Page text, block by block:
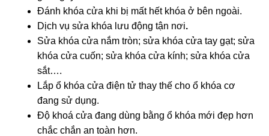
Đánh khóa cửa khi bị mất hết khóa ở bên ngoài.
Dịch vụ sửa khóa lưu động tận nơi.
Sửa khóa cửa nắm tròn; sửa khóa cửa tay gạt; sửa
khóa cửa cuốn; sửa khóa cửa kính; sửa khóa cửa
sắt….
Lắp ổ khóa cửa điện tử thay thế cho ổ khóa cơ
đang sử dụng.
Độ khoá cửa đang dùng bằng ổ khóa mới đẹp hơn
chắc chắn an toàn hơn.